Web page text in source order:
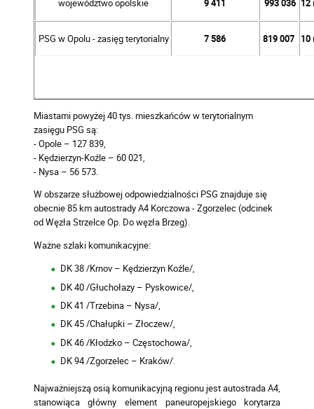
województwo opolskie 9 411 993 036 12
PSG w Opolu - zasięg terytorialny 7 586 819 007 10
Miastami powyżej 40 tys. mieszkańców w terytorialnym
zasięgu PSG są:
- Opole – 127 839,
- Kędzierzyn-Koźle – 60 021,
- Nysa – 56 573.
W obszarze służbowej odpowiedzialności PSG znajduje się
obecnie 85 km autostrady A4 Korczowa - Zgorzelec (odcinek
od Węzła Strzelce Op. Do węzła Brzeg).
Ważne szlaki komunikacyjne:
DK 38 /Krnov – Kędzierzyn Koźle/,
DK 40 /Głuchołazy – Pyskowice/,
DK 41 /Trzebina – Nysa/,
DK 45 /Chałupki – Złoczew/,
DK 46 /Kłodzko – Częstochowa/,
DK 94 /Zgorzelec – Kraków/.
Najważniejszą osią komunikacyjną regionu jest autostrada A4,
stanowiąca główny element paneuropejskiego korytarza